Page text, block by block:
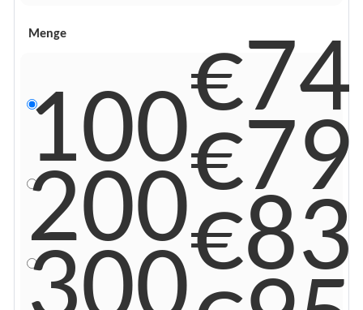
Menge
100
200
300